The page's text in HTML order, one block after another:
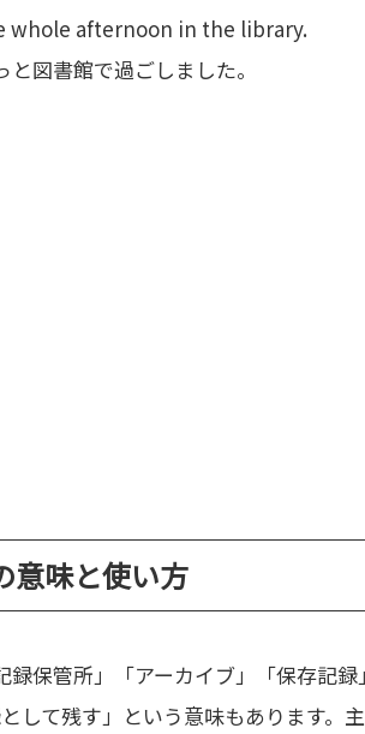
whole afternoon in the library.
図書館で過ごしました。
意味と使い方
録保管所」「アーカイブ」「保存記
として残す」という意味もあります